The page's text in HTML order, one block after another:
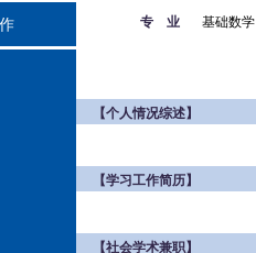
专 业
基础数学
【个人情况综述】
【学习工作简历】
【社会学术兼职】